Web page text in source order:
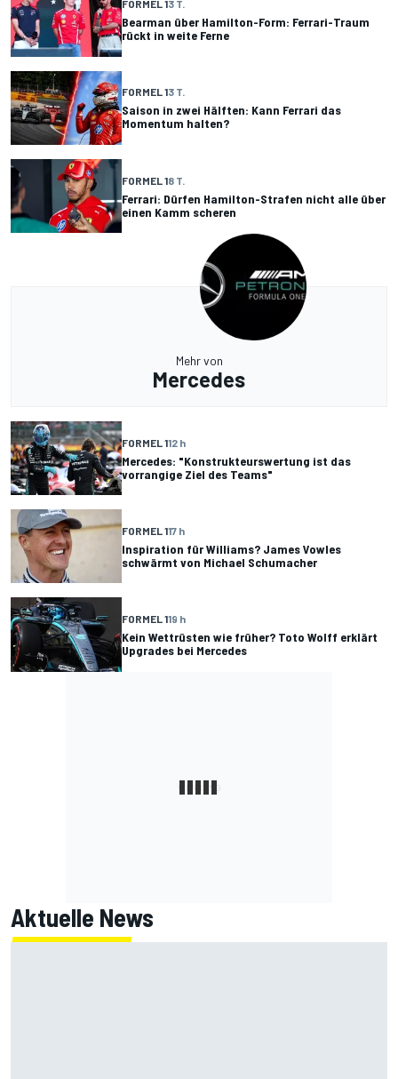
FORMEL 13 T.
Bearman über Hamilton-Form: Ferrari-Traum
rückt in weite Ferne
FORMEL 13 T.
Saison in zwei Hälften: Kann Ferrari das
Momentum halten?
FORMEL 18 T.
Ferrari: Dürfen Hamilton-Strafen nicht alle über
einen Kamm scheren
Mehr von
Mercedes
FORMEL 112 h
Mercedes: "Konstrukteurswertung ist das
vorrangige Ziel des Teams"
FORMEL 117 h
Inspiration für Williams? James Vowles
schwärmt von Michael Schumacher
FORMEL 119 h
Kein Wettrüsten wie früher? Toto Wolff erklärt
Upgrades bei Mercedes
Aktuelle News